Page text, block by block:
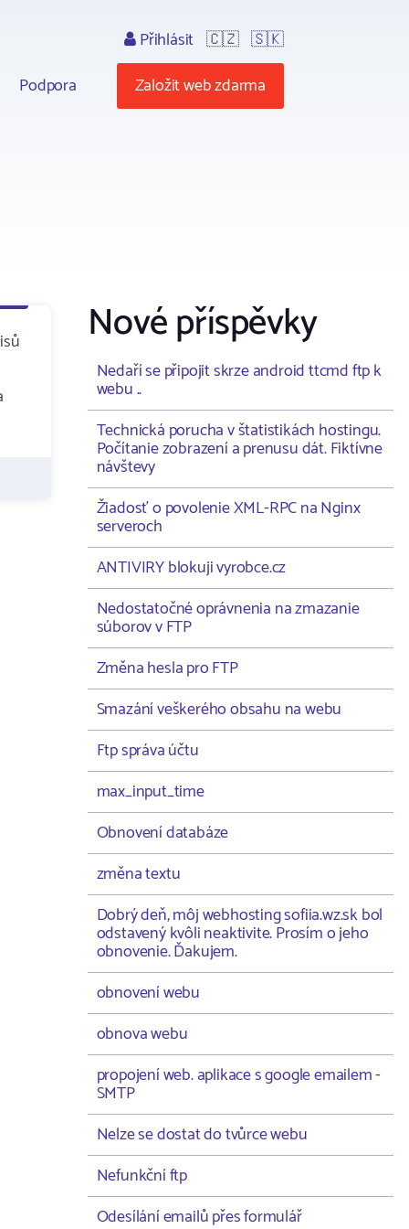
Podpora
Přihlásit 🇨🇿 🇸🇰
Založit web zdarma
Nové příspěvky
Nedaří se připojit skrze android ttcmd ftp k
webu ..
Technická porucha v štatistikách hostingu.
Počítanie zobrazení a prenusu dát. Fiktívne
návštevy
Žiadosť o povolenie XML-RPC na Nginx
serveroch
ANTIVIRY blokuji vyrobce.cz
Nedostatočné oprávnenia na zmazanie
súborov v FTP
Změna hesla pro FTP
Smazání veškerého obsahu na webu
Ftp správa účtu
max_input_time
Obnovení databáze
změna textu
Dobrý deň, môj webhosting sofiia.wz.sk bol
odstavený kvôli neaktivite. Prosím o jeho
obnovenie. Ďakujem.
obnovení webu
obnova webu
propojení web. aplikace s google emailem -
SMTP
Nelze se dostat do tvůrce webu
Nefunkční ftp
Odesílání emailů přes formulář